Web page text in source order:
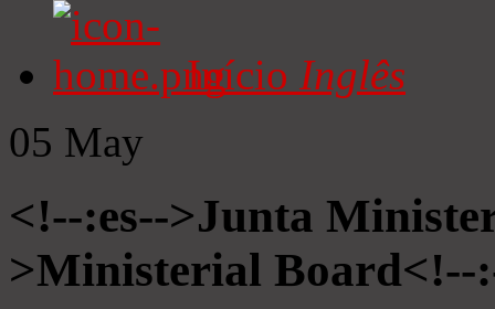
Início Inglês
05 May
<!--:es-->Junta
>Ministerial Board<!--